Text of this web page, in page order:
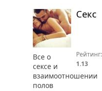
Секс
Все о
сексе и
взаимоотношении
полов
Рейтинг:
1.13